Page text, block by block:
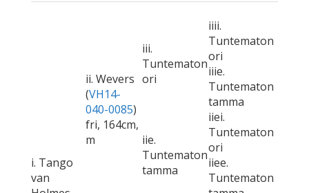
i. Tango
van
ii. Wevers
(VH14-
040-0085)
fri, 164cm,
m
iii.
Tuntematon
ori
iiii.
Tuntematon
ori
iiie.
Tuntematon
tamma
iie.
Tuntematon
tamma
iiei.
Tuntematon
ori
iiee.
Tuntematon